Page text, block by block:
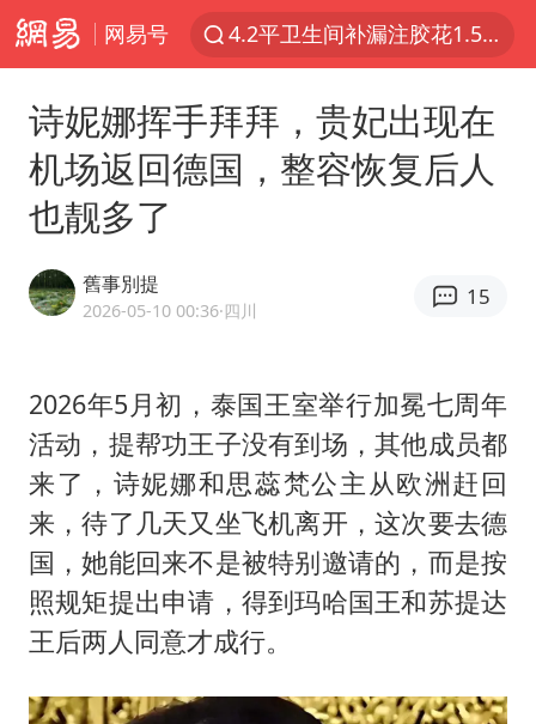
网易号
4.2平卫生间补漏注胶花1.55万
宇树申购 中一签有望赚20万元
今日有3只新股申购
NBA传奇教练老尼尔森去世
手机真会“偷听”我们说话吗
轰-6K到底是不是战略轰炸机
“皋”在低处
面对面丨蔡磊：与渐冻症抗争 纵使不敌 也不屈服
5万小车卖不动 微型代步车集体遇冷
诗妮娜挥手拜拜，贵妃出现在
机场返回德国，整容恢复后人
也靓多了
舊事別提
2026-05-10 00:36·四川
15
2026年5月初，泰国王室举行加冕七周年
活动，提帮功王子没有到场，其他成员都
来了， 诗妮娜和思蕊梵公主从欧洲赶回
来，待了几天又坐飞机离开，这次要去德
国，她能回来不是被特别邀请的，而是按
照规矩提出申请，得到玛哈国王和苏提达
王后两人同意才成行。